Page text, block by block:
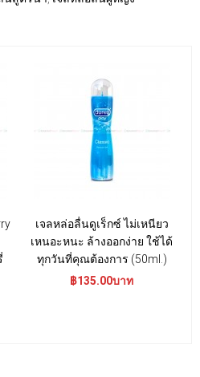
เจลหล่อลื่นดูเร็กซ์ ไม่เหนียว
เหนอะหนะ ล้างออกง่าย ใช้ได้
ทุกวันที่คุณต้องการ (50ml.)
฿135.00บาท